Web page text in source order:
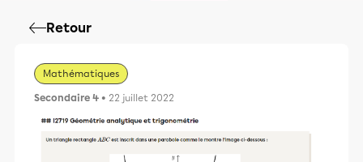
Retour
Mathématiques
Secondaire 4 • 22 juillet 2022